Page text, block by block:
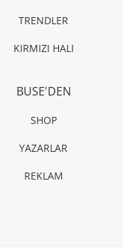
TRENDLER
KIRMIZI HALI
BUSE'DEN
SHOP
YAZARLAR
REKLAM